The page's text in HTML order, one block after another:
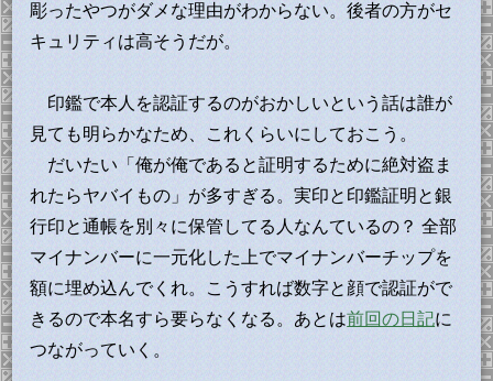
彫ったやつがダメな理由がわからない。後者の方がセ
キュリティは高そうだが。
印鑑で本人を認証するのがおかしいという話は誰が
見ても明らかなため、これくらいにしておこう。
だいたい「俺が俺であると証明するために絶対盗ま
れたらヤバイもの」が多すぎる。実印と印鑑証明と銀
行印と通帳を別々に保管してる人なんているの？ 全部
マイナンバーに一元化した上でマイナンバーチップを
額に埋め込んでくれ。こうすれば数字と顔で認証がで
きるので本名すら要らなくなる。あとは前回の日記に
つながっていく。